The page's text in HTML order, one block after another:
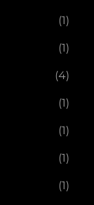
(1)
(1)
(4)
(1)
(1)
(1)
(1)